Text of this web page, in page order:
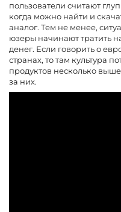
пользователи считают
когда можно найти и
аналог. Тем не менее,
юзеры начинают тратить
денег. Если говорить о
странах, то там культура
продуктов несколько
за них.